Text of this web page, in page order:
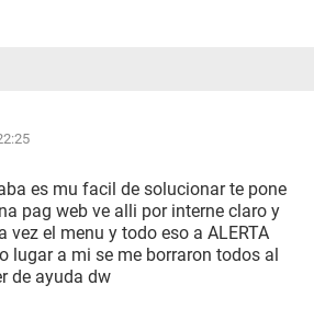
es mu facil de solucionar te pone
pag web ve alli por interne claro y
vez el menu y todo eso a ALERTA
lugar a mi se me borraron todos al
de ayuda dw